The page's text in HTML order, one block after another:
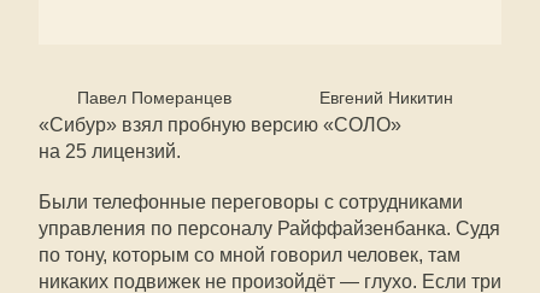
Павел Померанцев Евгений Никитин
«Сибур» взял пробную версию «СОЛО»
на 25 лицензий.
Были телефонные переговоры с сотрудниками
управления по персоналу Райффайзенбанка. Судя
по тону, которым со мной говорил человек, там
никаких подвижек не произойдёт — глухо. Если три